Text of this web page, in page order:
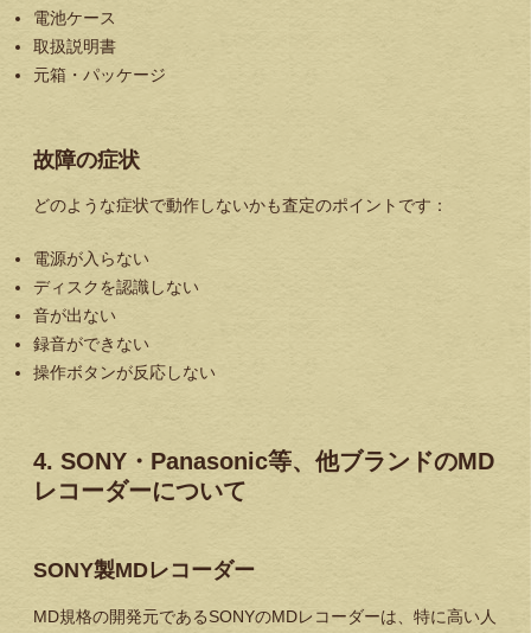
電池ケース
取扱説明書
元箱・パッケージ
故障の症状
どのような症状で動作しないかも査定のポイントです：
電源が入らない
ディスクを認識しない
音が出ない
録音ができない
操作ボタンが反応しない
4. SONY・Panasonic等、他ブランドのMD
レコーダーについて
SONY製MDレコーダー
MD規格の開発元であるSONYのMDレコーダーは、特に高い人